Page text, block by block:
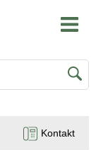
Kontakt